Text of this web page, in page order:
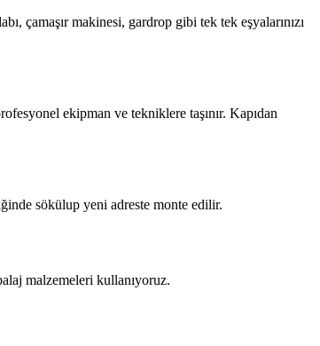
çamaşır makinesi, gardrop gibi tek tek eşyalarınızı
ekipman ve tekniklere taşınır. Kapıdan
sökülup yeni adreste monte edilir.
malzemeleri kullanıyoruz.